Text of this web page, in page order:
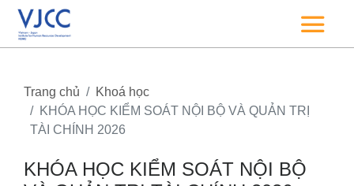
Trang chủ
Khoá học
KHÓA HỌC KIỂM SOÁT NỘI BỘ VÀ QUẢN TRỊ
TÀI CHÍNH 2026
KHÓA HỌC KIỂM SOÁT NỘI BỘ